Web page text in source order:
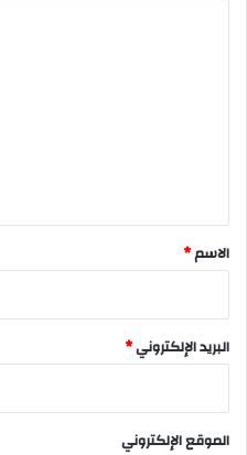
*
الاسم*
البريد الإلكتروني*
الموقع الإلكتروني